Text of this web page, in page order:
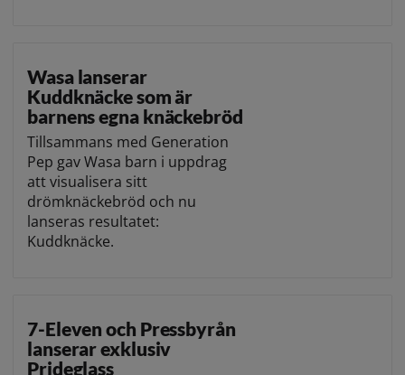
Wasa lanserar
Kuddknäcke som är
barnens egna knäckebröd
Tillsammans med Generation
Pep gav Wasa barn i uppdrag
att visualisera sitt
drömknäckebröd och nu
lanseras resultatet:
Kuddknäcke.
7-Eleven och Pressbyrån
lanserar exklusiv
Prideglass